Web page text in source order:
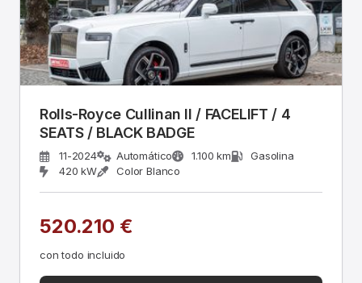
Rolls-Royce Cullinan II / FACELIFT / 4
SEATS / BLACK BADGE
11-2024 Automático 1.100 km
Gasolina
420 kW
Color Blanco
520.210 €
con todo incluido